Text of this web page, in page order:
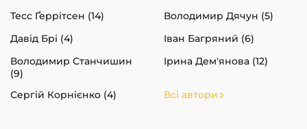
Тесс Ґеррітсен (14)
Володимир Дячун (5)
Давід Брі (4)
Іван Багряний (6)
Володимир Станчишин
(9)
Ірина Дем'янова (12)
Сергій Корнієнко (4) Всі автори